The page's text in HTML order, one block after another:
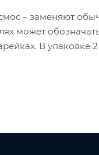
– заменяют
может
В упаковке